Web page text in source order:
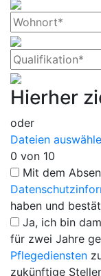
Hierher
oder
Dateien
0 von 10
Mit dem
haben und
Ja, ich bin
für zwei Jahre
Pflegediensten
zukünftige